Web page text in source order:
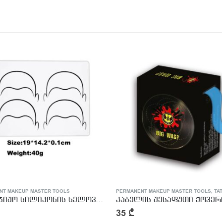
MAKEUP MASTER TOOLS
შესაფუთი ქოვერი
PERMANENT MAKEUP MASTER TOOLS,
2₾